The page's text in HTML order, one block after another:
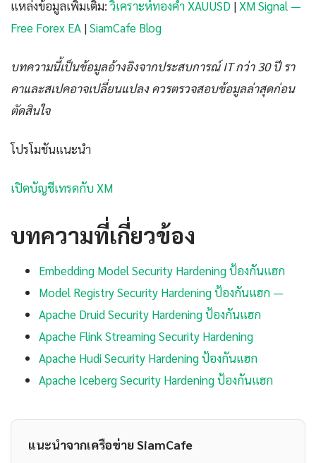
แหล่งข้อมูลเพิ่มเติม:วิเคราะห์ทองคำ XAUUSD | XM Signal —
Free Forex EA |SiamCafe Blog
บทความนี้เป็นข้อมูลอ้างอิงจากประสบการณ์ IT กว่า 30 ปี รา
คาและสเปคอาจเปลี่ยนแปลง ควรตรวจสอบข้อมูลล่าสุดก่อน
ตัดสินใจ
โปรโมชันแนะนำ
เปิดบัญชีเทรดกับ XM
บทความที่เกี่ยวข้อง
Embedding Model Security Hardening ป้องกันแฮก
Model Registry Security Hardening ป้องกันแฮก —
Apache Druid Security Hardening ป้องกันแฮก
Apache Flink Streaming Security Hardening
Apache Hudi Security Hardening ป้องกันแฮก
Apache Iceberg Security Hardening ป้องกันแฮก
แนะนำจากเครือข่าย SiamCafe